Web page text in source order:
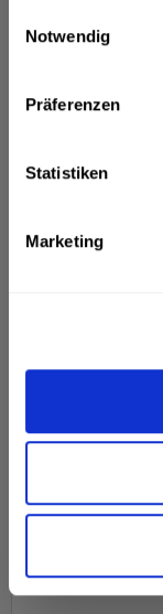
Notwendig
Präferenzen
Statistiken
Marketing